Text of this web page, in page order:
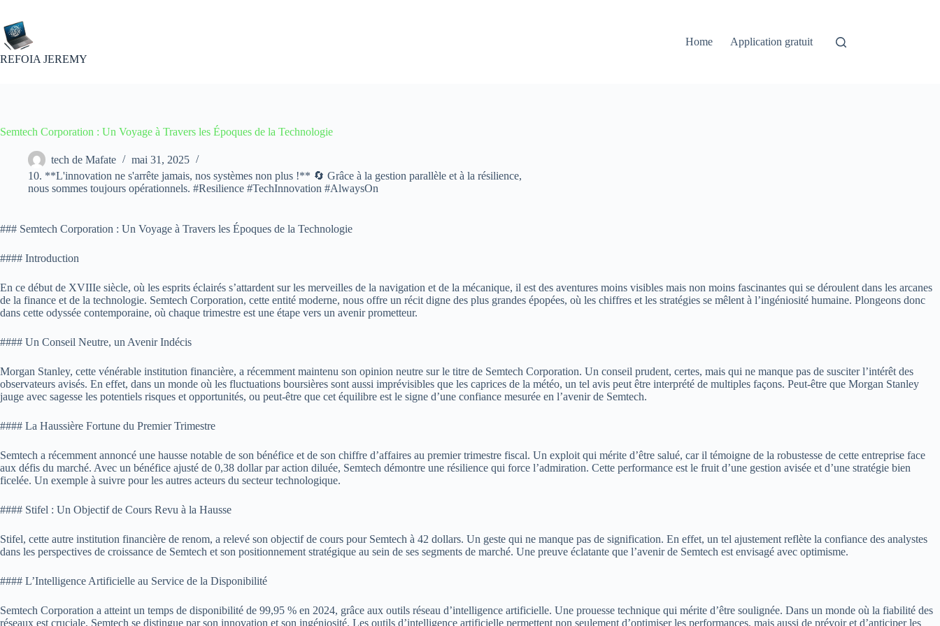
contenu
REFOIA JEREMY
Home Application gratuit
Semtech Corporation : Un Voyage à Travers les Époques de la Technologie
tech de Mafate
mai 31, 2025
10. **L'innovation ne s'arrête jamais, nos systèmes non plus !** 🔄 Grâce à la gestion parallèle et à la résilience,
nous sommes toujours opérationnels. #Resilience #TechInnovation #AlwaysOn
### Semtech Corporation : Un Voyage à Travers les Époques de la Technologie
#### Introduction
En ce début de XVIIIe siècle, où les esprits éclairés s’attardent sur les merveilles de la navigation et de la mécanique, il est des aventures moins visibles mais non moins fascinantes qui se déroulent dans les arcanes
de la finance et de la technologie. Semtech Corporation, cette entité moderne, nous offre un récit digne des plus grandes épopées, où les chiffres et les stratégies se mêlent à l’ingéniosité humaine. Plongeons donc
dans cette odyssée contemporaine, où chaque trimestre est une étape vers un avenir prometteur.
#### Un Conseil Neutre, un Avenir Indécis
Morgan Stanley, cette vénérable institution financière, a récemment maintenu son opinion neutre sur le titre de Semtech Corporation. Un conseil prudent, certes, mais qui ne manque pas de susciter l’intérêt des
observateurs avisés. En effet, dans un monde où les fluctuations boursières sont aussi imprévisibles que les caprices de la météo, un tel avis peut être interprété de multiples façons. Peut-être que Morgan Stanley
jauge avec sagesse les potentiels risques et opportunités, ou peut-être que cet équilibre est le signe d’une confiance mesurée en l’avenir de Semtech.
#### La Haussière Fortune du Premier Trimestre
Semtech a récemment annoncé une hausse notable de son bénéfice et de son chiffre d’affaires au premier trimestre fiscal. Un exploit qui mérite d’être salué, car il témoigne de la robustesse de cette entreprise face
aux défis du marché. Avec un bénéfice ajusté de 0,38 dollar par action diluée, Semtech démontre une résilience qui force l’admiration. Cette performance est le fruit d’une gestion avisée et d’une stratégie bien
ficelée. Un exemple à suivre pour les autres acteurs du secteur technologique.
#### Stifel : Un Objectif de Cours Revu à la Hausse
Stifel, cette autre institution financière de renom, a relevé son objectif de cours pour Semtech à 42 dollars. Un geste qui ne manque pas de signification. En effet, un tel ajustement reflète la confiance des analystes
dans les perspectives de croissance de Semtech et son positionnement stratégique au sein de ses segments de marché. Une preuve éclatante que l’avenir de Semtech est envisagé avec optimisme.
#### L’Intelligence Artificielle au Service de la Disponibilité
Semtech Corporation a atteint un temps de disponibilité de 99,95 % en 2024, grâce aux outils réseau d’intelligence artificielle. Une prouesse technique qui mérite d’être soulignée. Dans un monde où la fiabilité des
réseaux est cruciale, Semtech se distingue par son innovation et son ingéniosité. Les outils d’intelligence artificielle permettent non seulement d’optimiser les performances, mais aussi de prévoir et d’anticiper les